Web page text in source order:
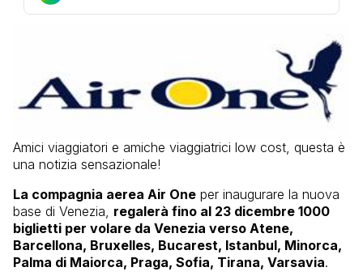
Amici viaggiatori e amiche viaggiatrici low cost, questa è
una notizia sensazionale!
La compagnia aerea Air One per inaugurare la nuova
base di Venezia, regalerà fino al 23 dicembre 1000
biglietti per volare da Venezia verso Atene,
Barcellona, Bruxelles, Bucarest, Istanbul, Minorca,
Palma di Maiorca, Praga, Sofia, Tirana, Varsavia.